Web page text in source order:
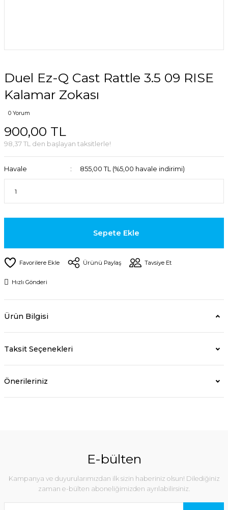
Duel Ez-Q Cast Rattle 3.5 09 RISE
Kalamar Zokası
0 Yorum
900,00 TL
98,37 TL den başlayan taksitlerle!
Havale 855,00 TL (%5,00 havale indirimi)
Sepete Ekle
Ürünü Paylaş Tavsiye Et
Hızlı Gönderi
Ürün Bilgisi
Taksit Seçenekleri
Önerileriniz
E-bülten
Kampanya ve duyurularımızdan ilk sizin haberiniz olsun! Dilediğiniz
zaman e-bülten aboneliğimizden ayrılabilirsiniz.